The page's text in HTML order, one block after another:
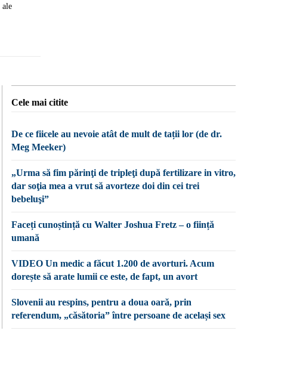
ale
Cele mai citite
De ce fiicele au nevoie atât de mult de tații lor (de dr.
Meg Meeker)
„Urma să fim părinţi de tripleţi după fertilizare in vitro,
dar soţia mea a vrut să avorteze doi din cei trei
bebeluşi”
Faceți cunoștință cu Walter Joshua Fretz – o ființă
umană
VIDEO Un medic a făcut 1.200 de avorturi. Acum
dorește să arate lumii ce este, de fapt, un avort
Slovenii au respins, pentru a doua oară, prin
referendum, „căsătoria” între persoane de același sex